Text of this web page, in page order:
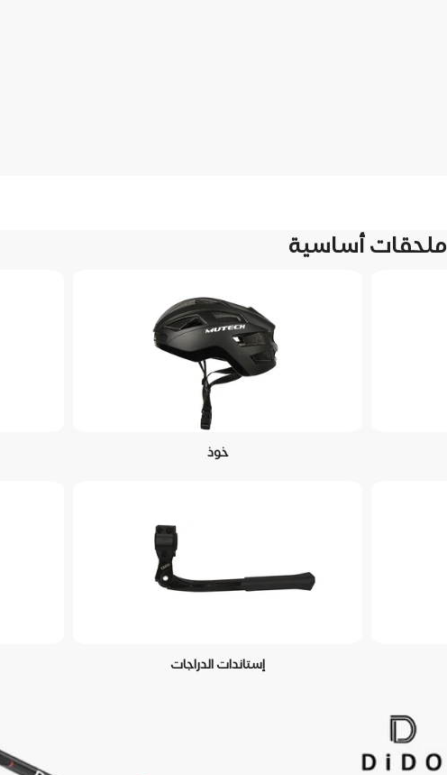
ملحقات أساسية
خوذ
إستاندات الدراجات